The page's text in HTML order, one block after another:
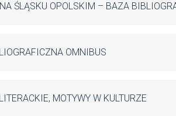
ŚLĄSKU OPOLSKIM – BAZA
OMNIBUS
MOTYWY W KULTURZE